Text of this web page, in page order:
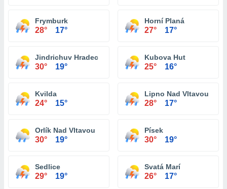
Frymburk
28° 17°
Horní Planá
27° 17°
Jindrichuv Hradec
30° 19°
Kubova Hut
25° 16°
Kvilda
24° 15°
Lipno Nad Vltavou
28° 17°
Orlík Nad Vltavou
30° 19°
Písek
30° 19°
Sedlice
29° 19°
Svatá Marí
26° 17°